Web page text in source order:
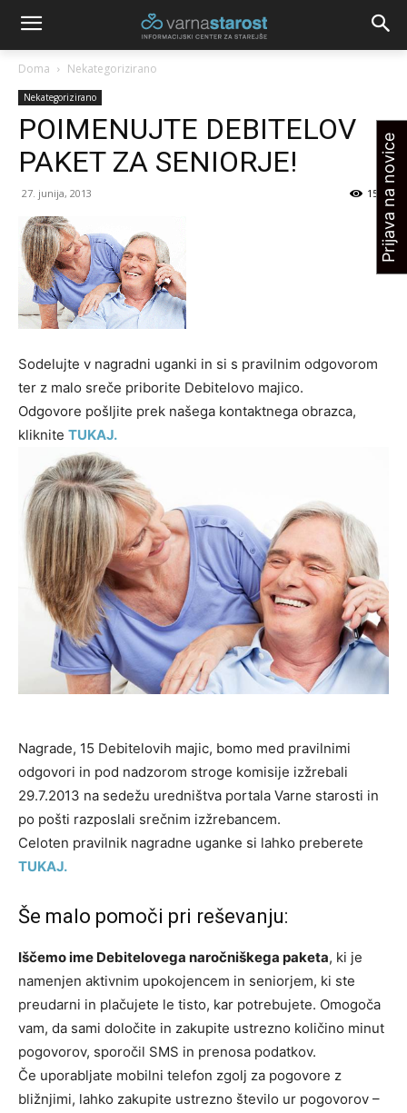
Doma Nekategorizirano
Nekategorizirano
POIMENUJTE DEBITELOV
PAKET ZA SENIORJE!
27. junija, 2013 1586
Sodelujte v nagradni uganki in si s pravilnim odgovorom
ter z malo sreče priborite Debitelovo majico.
Odgovore pošljite prek našega kontaktnega obrazca,
kliknite TUKAJ.
Nagrade, 15 Debitelovih majic, bomo med pravilnimi
odgovori in pod nadzorom stroge komisije izžrebali
29.7.2013 na sedežu uredništva portala Varne starosti in
po pošti razposlali srečnim izžrebancem.
Celoten pravilnik nagradne uganke si lahko preberete
TUKAJ.
Še malo pomoči pri reševanju:
Iščemo ime Debitelovega naročniškega paketa, ki je
namenjen aktivnim upokojencem in seniorjem, ki ste
preudarni in plačujete le tisto, kar potrebujete. Omogoča
vam, da sami določite in zakupite ustrezno količino minut
pogovorov, sporočil SMS in prenosa podatkov.
Če uporabljate mobilni telefon zgolj za pogovore z
bližnjimi, lahko zakupite ustrezno število ur pogovorov –
Prijava na novice